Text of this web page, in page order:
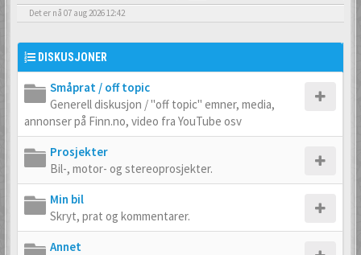
Det er nå 07 aug 2026 12:42
DISKUSJONER
Småprat / off topic
Generell diskusjon / "off topic" emner, media,
annonser på Finn.no, video fra YouTube osv
Prosjekter
Bil-, motor- og stereoprosjekter.
Min bil
Skryt, prat og kommentarer.
Annet